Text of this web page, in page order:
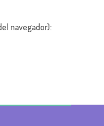
navegador):